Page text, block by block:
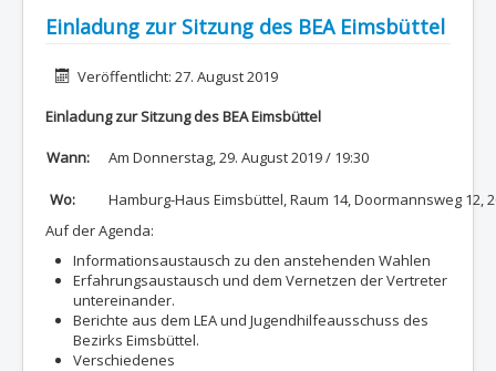
Einladung zur Sitzung des BEA Eimsbüttel
DetailsVeröffentlicht: 27. August 2019
Einladung zur Sitzung des BEA Eimsbüttel
Wann: Am Donnerstag, 29. August 2019 / 19:30
Wo:
Hamburg-Haus Eimsbüttel, Raum 14, Doormannsweg 12,
Auf der Agenda:
Informationsaustausch zu den anstehenden Wahlen
Erfahrungsaustausch und dem Vernetzen der Vertreter
untereinander.
Berichte aus dem LEA und Jugendhilfeausschuss des
Bezirks Eimsbüttel.
Verschiedenes